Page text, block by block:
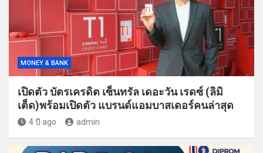
MONEY & BANK
เปิดตัว บัตรเครดิต เซ็นทรัล เดอะวัน เรดซ์ (ลิมิ
เต็ด)พร้อมเปิดตัว แบรนด์แอมบาสเดอร์คนล่าสุด
4 ปี ago admin